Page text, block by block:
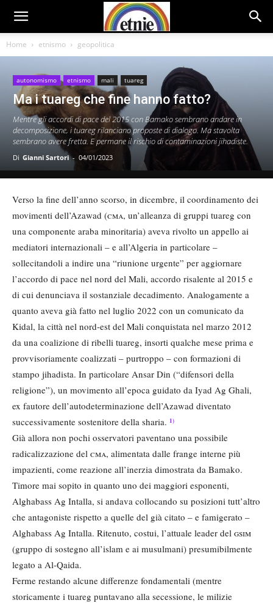
Home etnismo geopolitica
autonomismo etnismo mali tuareg
Ma i tuareg che fine hanno fatto?
Mentre gli accordi di pace del 2015 con Bamako sembrano andare in
decomposizione, i tuareg rilanciano proposte di dialogo. Ma stavolta
sembrano avere fretta. E permane il rischio di contaminazioni jihadiste.
Di Gianni Sartori - 04/01/2023
Verso la fine dell’anno scorso, in dicembre, il coordinamento dei
movimenti dell’Azawad (cma, un’alleanza di gruppi tuareg con
una componente araba minoritaria) aveva rivolto un appello ai
mediatori internazionali – e all’Algeria in particolare –
sollecitandoli a indire una “riunione urgente” per aggiornare
l’accordo di pace nel nord del Mali, accordo risalente al 2015 e
di cui denunciava il sostanziale decadimento. Analogamente a
quanto aveva già fatto nel luglio 2022 con un comunicato da
Kidal, la città nel nord-est del Mali conquistata nel marzo 2012
da una coalizione di ribelli tuareg, insorti qualche mese prima e
provvisoriamente coalizzati – purtroppo – con formazioni di
stampo jihadista. In particolare Ansar Din (“difensori della
religione”), un movimento all’epoca guidato da Iyad Ag Ghali,
ex fautore dell’autodeterminazione dell’Azawad diventato
successivamente sostenitore della sharia. 1)
Già allora non pochi osservatori paventano una possibile
radicalizzazione del cma, alimentata dalle frange interne più
impazienti, come reazione all’inerzia dimostrata da Bamako.
Timore mai sopito in quanto uno dei maggiori esponenti,
Alghabass Ag Intalla, si andava collocando su posizioni tutt’altro
che antagoniste rispetto a quelle del già citato – e famigerato –
Alghabass Ag Intalla. Ritenuto, costui, l’attuale leader del gsim
(gruppo di sostegno all’islam e ai musulmani) presumibilmente
legato a Al-Qaida.
Ferme restando alcune differenze fondamentali (mentre
storicamente i tuareg puntavano alla secessione, le milizie